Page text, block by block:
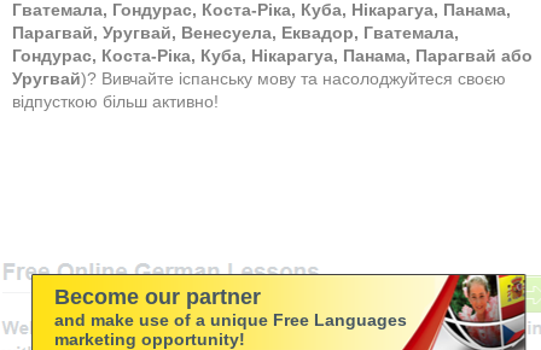
Гватемала, Гондурас, Коста-Ріка, Куба, Нікарагуа, Панама,
Парагвай, Уругвай, Венесуела, Еквадор, Гватемала,
Гондурас, Коста-Ріка, Куба, Нікарагуа, Панама, Парагвай або
Уругвай)? Вивчайте іспанську мову та насолоджуйтеся своєю
відпусткою більш активно!
Become our partner
and make use of a unique Free Languages
marketing opportunity!